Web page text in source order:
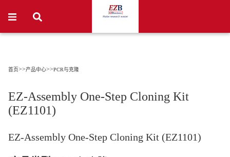
首页>>产品中心>>PCR与克隆
EZ-Assembly One-Step Cloning Kit
(EZ1101)
EZ-Assembly One-Step Cloning Kit (EZ1101)